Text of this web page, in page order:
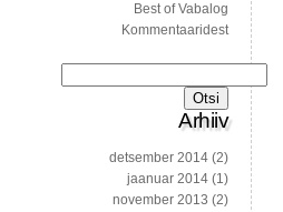
Best of Vabalog
Kommentaaridest
Arhiiv
detsember 2014 (2)
jaanuar 2014 (1)
november 2013 (2)